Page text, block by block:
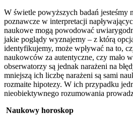
W świetle powyższych badań jesteśmy
poznawcze w interpretacji
naukowe mogą powodować
jakie poglądy wyznajemy – z którą
identyfikujemy, może wpływać na to,
naukowców za autentyczne, czy mało
obserwatorzy są jednak narażeni na
mniejszą ich liczbę narażeni są sami
rozmaite hipotezy. W ich przypadku
nieobiektywnego rozumowania
Naukowy horoskop